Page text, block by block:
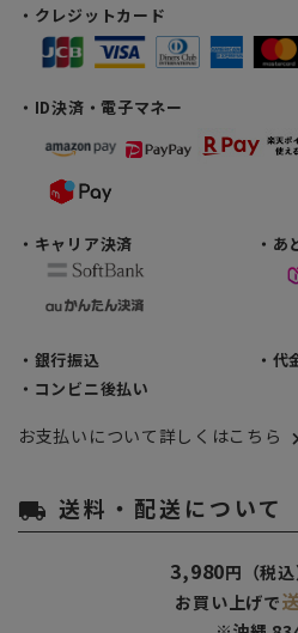
・クレジットカード
・ID決済・電子マネー
・キャリア決済 ・あ
・銀行振込
・代
・コンビニ後払い
お支払いについて詳しくはこちら
local_shipping 送料・配送について
3,980円（税
お買い上げで